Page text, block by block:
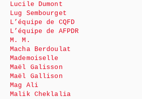
Lucile Dumont
Lug Sembourget
L’équipe de CQFD
L’équipe de AFPDR
M. M.
Macha Berdoulat
Mademoiselle
Maël Galisson
Maël Gallison
Mag Ali
Malik Cheklalia